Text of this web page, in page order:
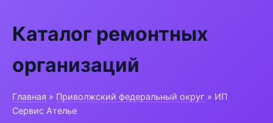
Каталог ремонтных
организаций
Главная » Приволжский федеральный округ » ИП
Сервис Ателье